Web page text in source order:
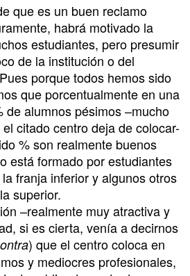
que es un buen reclamo
habrá motivado la
estudiantes, pero presumir
de la institución o del
porque todos hemos sido
que porcentualmente en una
de alumnos pésimos –mucho
citado centro deja de colocar-
% son realmente buenos
está formado por estudiantes
franja inferior y algunos otros
superior.
–realmente muy atractiva y
si es cierta, venía a decirnos
) que el centro coloca en
y mediocres profesionales,